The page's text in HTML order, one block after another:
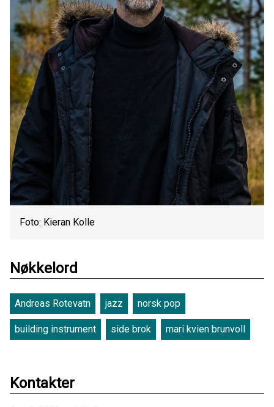
Foto: Kieran Kolle
Nøkkelord
Andreas Rotevatn jazz norsk pop
building instrument side brok mari kvien brunvoll
Kontakter